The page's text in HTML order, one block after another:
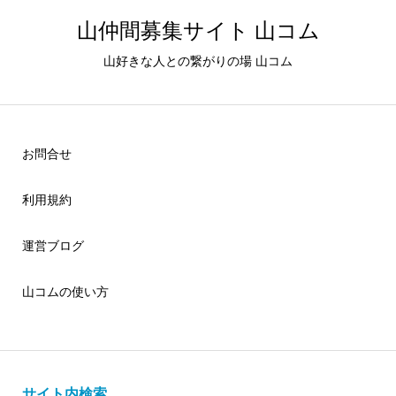
山仲間募集サイト 山コム
山好きな人との繋がりの場 山コム
お問合せ
利用規約
運営ブログ
山コムの使い方